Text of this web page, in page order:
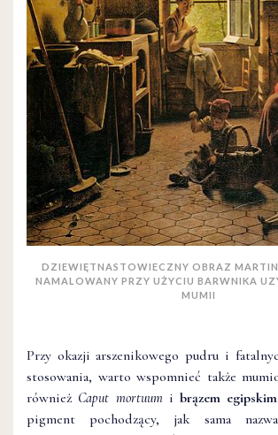
DZIEWIĘTNASTOWIECZNY OBRAZ
NAMALOWANY PRZY UŻYCIU BARWNIKA
MUMII
Przy okazji arszenikowego pudru i
stosowania, warto wspomnieć także
również Caput mortuumibrązem egipskim
pigment pochodzący, jak sama